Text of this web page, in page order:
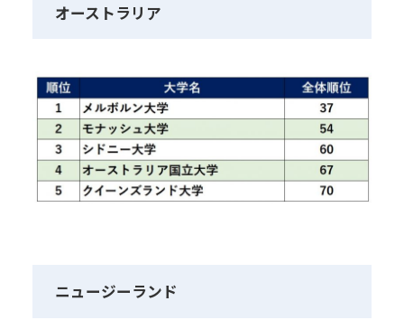
オーストラリア
ニュージーランド